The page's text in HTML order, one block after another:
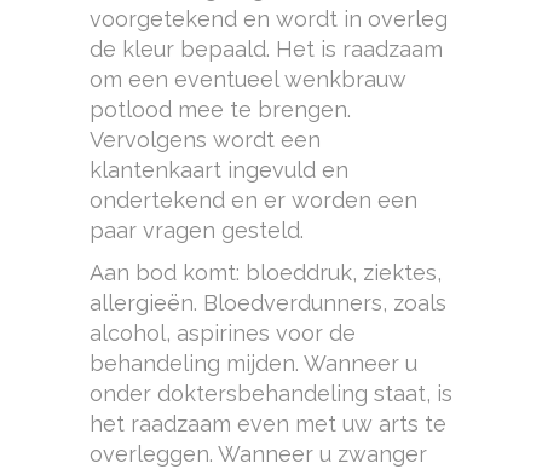
voorgetekend en wordt in overleg
de kleur bepaald. Het is raadzaam
om een eventueel wenkbrauw
potlood mee te brengen.
Vervolgens wordt een
klantenkaart ingevuld en
ondertekend en er worden een
paar vragen gesteld.
Aan bod komt: bloeddruk, ziektes,
allergieën. Bloedverdunners, zoals
alcohol, aspirines voor de
behandeling mijden. Wanneer u
onder doktersbehandeling staat, is
het raadzaam even met uw arts te
overleggen. Wanneer u zwanger